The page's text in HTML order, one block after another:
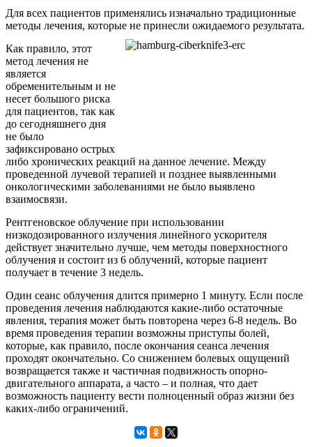
Для всех пациентов применялись изначально традиционные
методы лечения, которые не принесли ожидаемого результата.
Как правило, этот
метод лечения не
является
обременительным и не
несет большого риска
для пациентов, так как
до сегодняшнего дня
не было
зафиксировано острых
либо хронических реакций на данное лечение. Между
проведенной лучевой терапией и позднее выявленными
онкологическими заболеваниями не было выявлено
взаимосвязи.
Рентгеновское облучение при использовании
низкодозированного излучения линейного ускорителя
действует значительно лучше, чем методы поверхностного
облучения и состоит из 6 облучений, которые пациент
получает в течение 3 недель.
Один сеанс облучения длится примерно 1 минуту. Если после
проведения лечения наблюдаются какие-либо остаточные
явления, терапия может быть повторена через 6-8 недель. Во
время проведения терапии возможны приступы болей,
которые, как правило, после окончания сеанса лечения
проходят окончательно. Со снижением болевых ощущений
возвращается также и частичная подвижность опорно-
двигательного аппарата, а часто – и полная, что дает
возможность пациенту вести полноценный образ жизни без
каких-либо ограничений.